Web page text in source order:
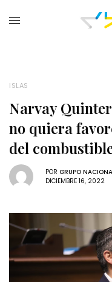
ISLAS
Narvay
no quiera
del
POR GRUPO
DICIEMBRE 16, 2022